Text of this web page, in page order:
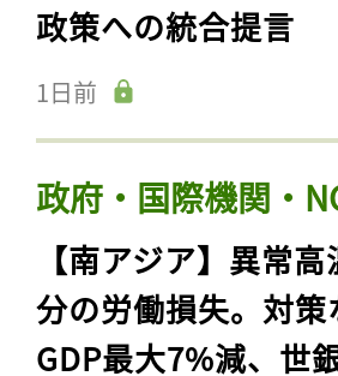
政策への統合提言
1日前
政府・国際機関・
【南アジア】異常
分の労働損失。対
GDP最大7%減、世